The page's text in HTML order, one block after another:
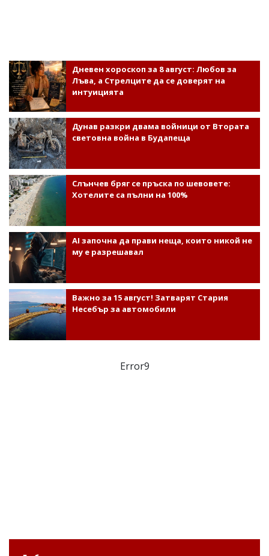
Дневен хороскоп за 8 август: Любов за
Лъва, а Стрелците да се доверят на
интуицията
Дунав разкри двама войници от Втората
световна война в Будапеща
Слънчев бряг се пръска по шевовете:
Хотелите са пълни на 100%
AI започна да прави неща, които никой не
му е разрешавал
Важно за 15 август! Затварят Стария
Несебър за автомобили
Error9